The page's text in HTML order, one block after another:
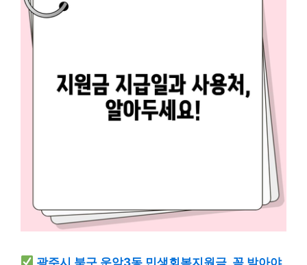
광주시 북구 운암3동 민생회복지원금, 꼭 받아야